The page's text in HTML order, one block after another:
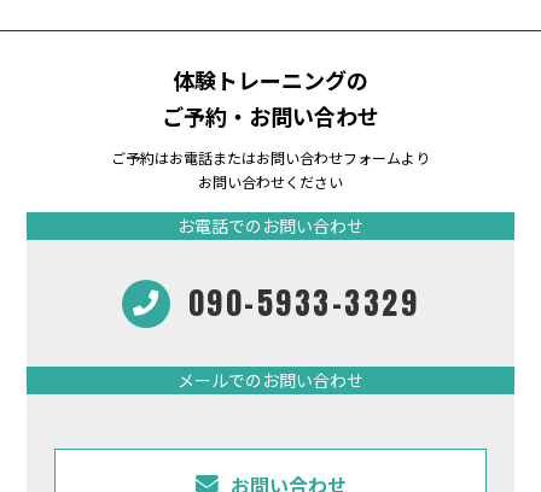
体験トレーニングの
ご予約・お問い合わせ
ご予約はお電話またはお問い合わせフォームより
お問い合わせください
お電話でのお問い合わせ
090-5933-3329
メールでのお問い合わせ
お問い合わせ